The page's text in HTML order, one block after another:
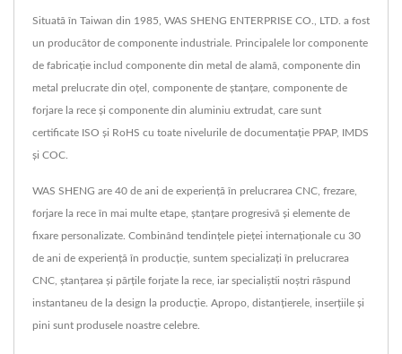
Situată în Taiwan din 1985, WAS SHENG ENTERPRISE CO., LTD. a fost
un producător de componente industriale. Principalele lor componente
de fabricație includ componente din metal de alamă, componente din
metal prelucrate din oțel, componente de ștanțare, componente de
forjare la rece și componente din aluminiu extrudat, care sunt
certificate ISO și RoHS cu toate nivelurile de documentație PPAP, IMDS
și COC.
WAS SHENG are 40 de ani de experiență în prelucrarea CNC, frezare,
forjare la rece în mai multe etape, ștanțare progresivă și elemente de
fixare personalizate. Combinând tendințele pieței internaționale cu 30
de ani de experiență în producție, suntem specializați în prelucrarea
CNC, ștanțarea și părțile forjate la rece, iar specialiștii noștri răspund
instantaneu de la design la producție. Apropo, distanțierele, inserțiile și
pini sunt produsele noastre celebre.